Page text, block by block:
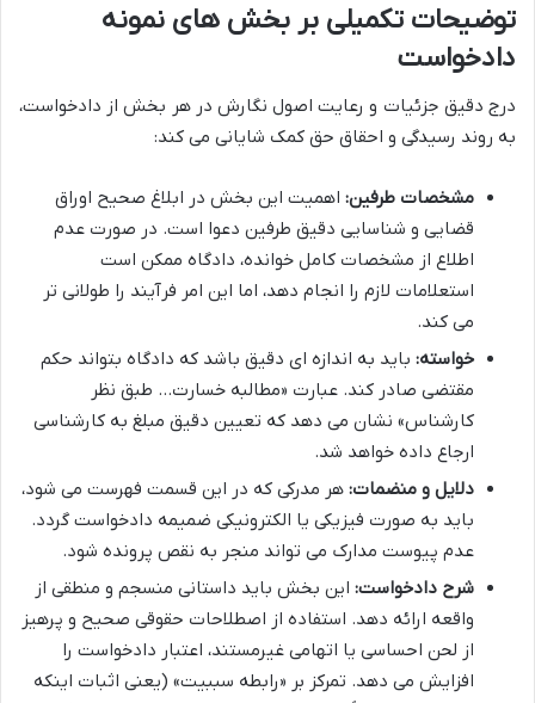
توضیحات تکمیلی بر بخش های نمونه
دادخواست
درج دقیق جزئیات و رعایت اصول نگارش در هر بخش از دادخواست،
به روند رسیدگی و احقاق حق کمک شایانی می کند:
مشخصات طرفین: اهمیت این بخش در ابلاغ صحیح اوراق
قضایی و شناسایی دقیق طرفین دعوا است. در صورت عدم
اطلاع از مشخصات کامل خوانده، دادگاه ممکن است
استعلامات لازم را انجام دهد، اما این امر فرآیند را طولانی تر
می کند.
خواسته: باید به اندازه ای دقیق باشد که دادگاه بتواند حکم
مقتضی صادر کند. عبارت «مطالبه خسارت… طبق نظر
کارشناس» نشان می دهد که تعیین دقیق مبلغ به کارشناسی
ارجاع داده خواهد شد.
دلایل و منضمات: هر مدرکی که در این قسمت فهرست می شود،
باید به صورت فیزیکی یا الکترونیکی ضمیمه دادخواست گردد.
عدم پیوست مدارک می تواند منجر به نقص پرونده شود.
شرح دادخواست: این بخش باید داستانی منسجم و منطقی از
واقعه ارائه دهد. استفاده از اصطلاحات حقوقی صحیح و پرهیز
از لحن احساسی یا اتهامی غیرمستند، اعتبار دادخواست را
افزایش می دهد. تمرکز بر «رابطه سببیت» (یعنی اثبات اینکه